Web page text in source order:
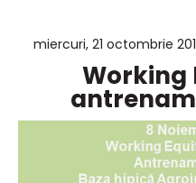
Working
miercuri, 21 octombrie